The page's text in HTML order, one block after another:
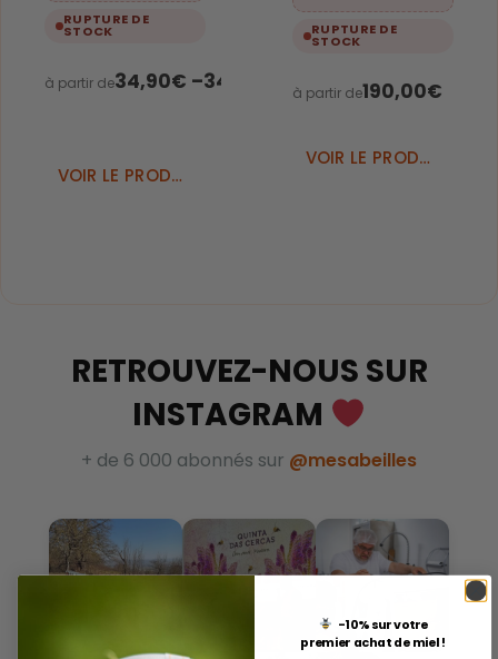
RUPTURE DE
STOCK
à partir de34,90€ –34,95
VOIR LE PRODUIT
RUPTURE DE
STOCK
à partir de190,00€
VOIR LE PRODUIT
RETROUVEZ-NOUS SUR
INSTAGRAM
+ de 6 000 abonnés sur @mesabeilles
-10% sur votre
premier achat de miel !